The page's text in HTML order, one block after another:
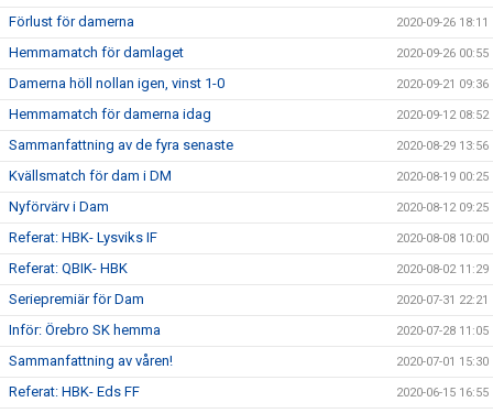
Förlust för damerna 2020-09-26 18:11
Hemmamatch för damlaget 2020-09-26 00:55
Damerna höll nollan igen, vinst 1-0 2020-09-21 09:36
Hemmamatch för damerna idag 2020-09-12 08:52
Sammanfattning av de fyra senaste 2020-08-29 13:56
Kvällsmatch för dam i DM 2020-08-19 00:25
Nyförvärv i Dam 2020-08-12 09:25
Referat: HBK- Lysviks IF 2020-08-08 10:00
Referat: QBIK- HBK 2020-08-02 11:29
Seriepremiär för Dam 2020-07-31 22:21
Inför: Örebro SK hemma 2020-07-28 11:05
Sammanfattning av våren! 2020-07-01 15:30
Referat: HBK- Eds FF 2020-06-15 16:55